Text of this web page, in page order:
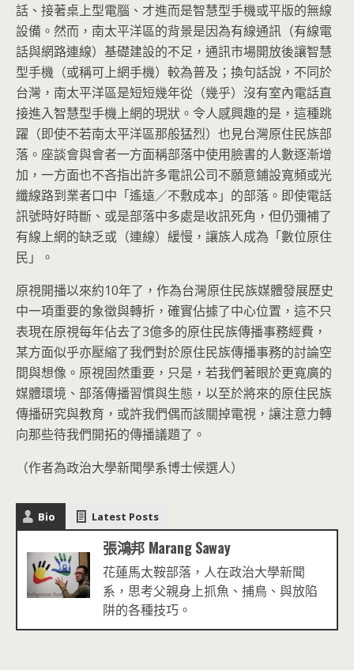
話、接著桌上型電腦、才進而是智慧型手機或平版的無線
設備。然而，南太平洋區的背景是因為有線通訊（有線電
話與網路連線）基礎建設的不足，通訊市場開放後讓智慧
型手機（或稱可上網手機）較為普及；換句話說，不同於
台灣，南太平洋區是短短幾年從（幾乎）沒有室內電話直
接進入智慧型手機上網的現狀。令人感興趣的是，這種跳
躍（即使不若南太平洋區那般猛烈）也見台灣原住民族部
落。座談會與會者一方面稱部落中使用臉書的人數逐漸增
加，一方面也不吝指出許多電訊公司不願意鋪設寬頻或光
纖線路到業者口中「遙遠／不敷成本」的部落。即使電話
訊號時好時斷、或是部落中多處是收訊死角，但仍彌補了
有線上網的缺乏或（連線）緩慢，讓族人成為「數位原住
民」。
原視開播以來約10年了，作為台灣原住民族媒體發展歷史
中一項重要的象徵與轉折，確實佔據了中心位置，這不只
表現在原視每年佔去了3億多的原住民族傳播事務經費，
某方面似乎亦壓縮了我們對於原住民族傳播事務的討論空
間與想像。原視固然重要，只是，若我們著眼於更寬廣的
媒體環境、部落傳播習慣與生態，以至於將來的原住民族
傳播研究與教育，或許我們偶而該關掉電視，讓注意力轉
向那些待我們開拓的傳播議題了。
（作者為政治大學新聞學系博士候選人）
Bio Latest Posts
張鴻邦 Marang Saway
花蓮馬太鞍部落，人在政治大學新聞
系，思考父親身上抓魚、捕鳥、與放陷
阱的各種技巧。